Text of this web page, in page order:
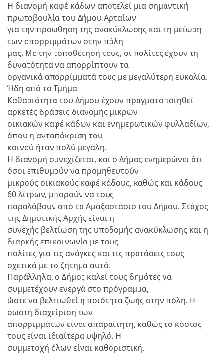
Η διανομή καφέ κάδων αποτελεί μια σημαντική
πρωτοβουλία του Δήμου Αρταίων
για την προώθηση της ανακύκλωσης και τη μείωση
των απορριμμάτων στην πόλη
μας. Με την τοποθέτησή τους, οι πολίτες έχουν τη
δυνατότητα να απορρίπτουν τα
οργανικά απορρίμματά τους με μεγαλύτερη ευκολία.
Ήδη από το Τμήμα
Καθαριότητα του Δήμου έχουν πραγματοποιηθεί
αρκετές δράσεις διανομής μικρών
οικιακών καφέ κάδων και ενημερωτικών φυλλαδίων,
όπου η ανταπόκριση του
κοινού ήταν πολύ μεγάλη.
Η διανομή συνεχίζεται, και ο Δήμος ενημερώνει ότι
όσοι επιθυμούν να προμηθευτούν
μικρούς οικιακούς καφέ κάδους, καθώς και κάδους
60 λίτρων, μπορούν να τους
παραλάβουν από το Αμαξοστάσιο του Δήμου. Στόχος
της Δημοτικής Αρχής είναι η
συνεχής βελτίωση της υποδομής ανακύκλωσης και η
διαρκής επικοινωνία με τους
πολίτες για τις ανάγκες και τις προτάσεις τους
σχετικά με το ζήτημα αυτό.
Παράλληλα, ο Δήμος καλεί τους δημότες να
συμμετέχουν ενεργά στο πρόγραμμα,
ώστε να βελτιωθεί η ποιότητα ζωής στην πόλη. Η
σωστή διαχείριση των
απορριμμάτων είναι απαραίτητη, καθώς το κόστος
τους είναι ιδιαίτερα υψηλό. Η
συμμετοχή όλων είναι καθοριστική.